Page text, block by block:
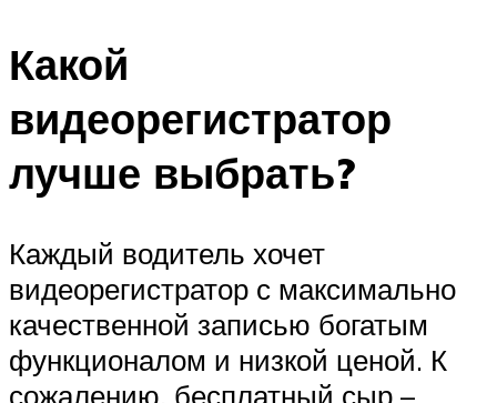
Какой
видеорегистратор
лучше выбрать?
Каждый водитель хочет
видеорегистратор с максимально
качественной записью богатым
функционалом и низкой ценой. К
сожалению, бесплатный сыр –